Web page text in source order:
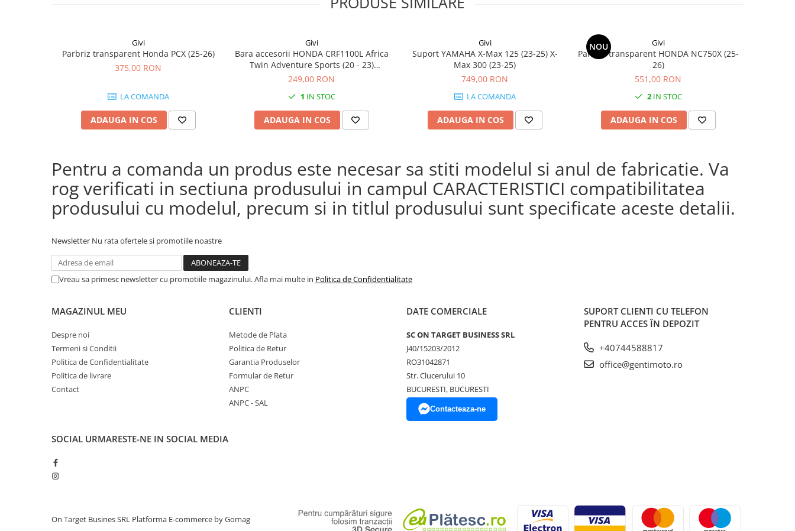
Givi
Parbriz transparent Honda PCX (25-26)
375,00 RON
LA COMANDA
ADAUGA IN COS
Givi
Bara accesorii HONDA CRF1100L Africa
Twin Adventure Sports (20 - 23)
CRF1100L Africa Twin Adventure Sports
CRF1100L Africa Twin (20 - 23)
249,00 RON
1 IN STOC
ADAUGA IN COS
Givi
Suport YAMAHA X-Max 125 (23-25) X-
Max 300 (23-25)
749,00 RON
LA COMANDA
ADAUGA IN COS
NOU Givi
Parbriz transparent HONDA NC750X (25-
26)
551,00 RON
2IN STOC
ADAUGA IN COS
Pentru a comanda un produs este necesar sa stiti modelul si anul de fabricatie. Va
rog verificati in sectiuna produsului in campul CARACTERISTICI compatibilitatea
produsului cu modelul, precum si in titlul produsului sunt specificate aceste detalii.
Newsletter Nu rata ofertele si promotiile noastre
Vreau sa primesc newsletter cu promotiile magazinului. Afla mai multe in Politica de Confidentialitate
MAGAZINUL MEU
Despre noi
Termeni si Conditii
Politica de Confidentialitate
Politica de livrare
Contact
CLIENTI
Metode de Plata
Politica de Retur
Garantia Produselor
Formular de Retur
ANPC
ANPC - SAL
DATE COMERCIALE
SC ON TARGET BUSINESS SRL
J40/15203/2012
RO31042871
Str. Clucerului 10
BUCURESTI, BUCURESTI
Contacteaza-ne
SUPORT CLIENTI CU TELEFON
PENTRU ACCES ÎN DEPOZIT
+40744588817
office@gentimoto.ro
SOCIAL URMARESTE-NE IN SOCIAL MEDIA
On Target Busines SRL Platforma E-commerce by Gomag